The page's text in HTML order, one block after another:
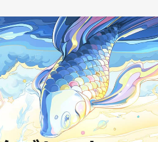
新製品 M908
すべて
新製品 UE12
すべて
新製品 Fun Drawing
すべて
リンター
すべて
接続ケ
すべて